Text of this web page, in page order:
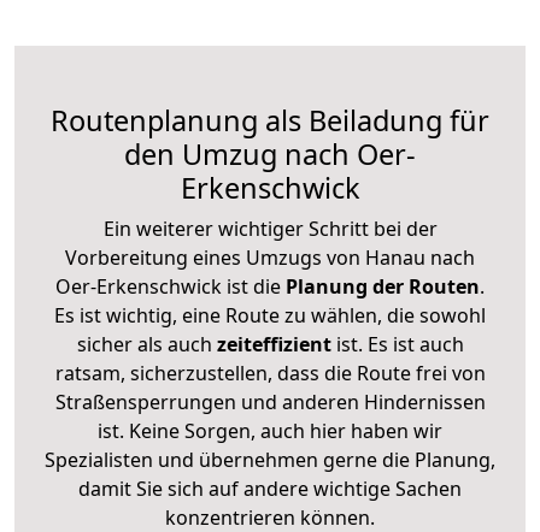
Routenplanung als Beiladung für
den Umzug nach Oer-
Erkenschwick
Ein weiterer wichtiger Schritt bei der
Vorbereitung eines Umzugs von Hanau nach
Oer-Erkenschwick ist die Planung der Routen.
Es ist wichtig, eine Route zu wählen, die sowohl
sicher als auch zeiteffizientist. Es ist auch
ratsam, sicherzustellen, dass die Route frei von
Straßensperrungen und anderen Hindernissen
ist. Keine Sorgen, auch hier haben wir
Spezialisten und übernehmen gerne die Planung,
damit Sie sich auf andere wichtige Sachen
konzentrieren können.